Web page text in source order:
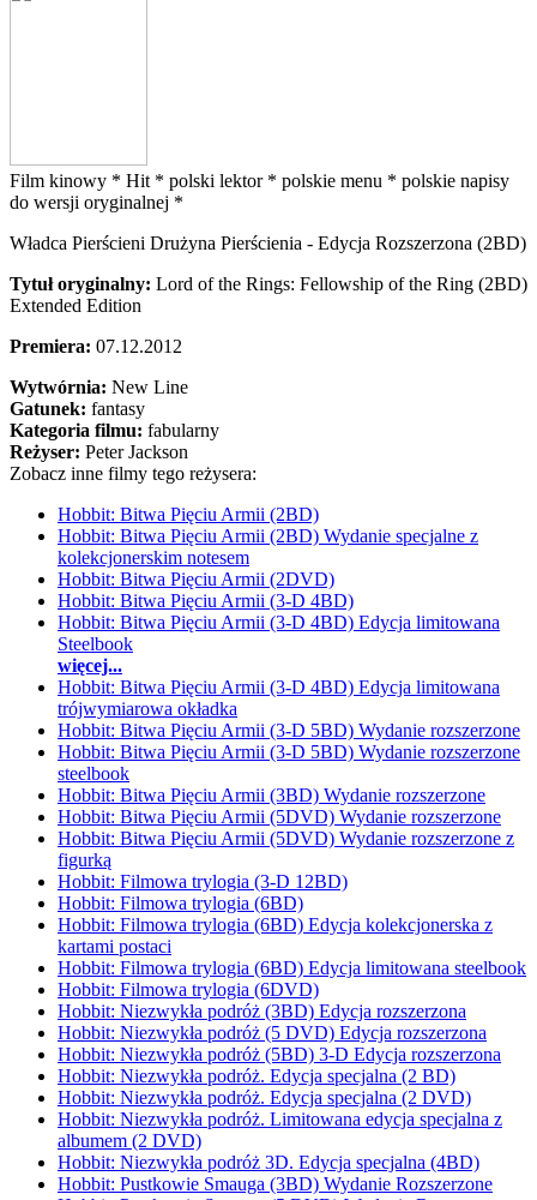
Film kinowy * Hit * polski lektor * polskie menu * polskie napisy
do wersji oryginalnej *
Władca Pierścieni Drużyna Pierścienia - Edycja Rozszerzona (2BD)
Tytuł oryginalny: Lord of the Rings: Fellowship of the Ring (2BD)
Extended Edition
Premiera: 07.12.2012
Wytwórnia: New Line
Gatunek: fantasy
Kategoria filmu: fabularny
Reżyser: Peter Jackson
Zobacz inne filmy tego reżysera:
Hobbit: Bitwa Pięciu Armii (2BD)
Hobbit: Bitwa Pięciu Armii (2BD) Wydanie specjalne z
kolekcjonerskim notesem
Hobbit: Bitwa Pięciu Armii (2DVD)
Hobbit: Bitwa Pięciu Armii (3-D 4BD)
Hobbit: Bitwa Pięciu Armii (3-D 4BD) Edycja limitowana
Steelbook
więcej...
Hobbit: Bitwa Pięciu Armii (3-D 4BD) Edycja limitowana
trójwymiarowa okładka
Hobbit: Bitwa Pięciu Armii (3-D 5BD) Wydanie rozszerzone
Hobbit: Bitwa Pięciu Armii (3-D 5BD) Wydanie rozszerzone
steelbook
Hobbit: Bitwa Pięciu Armii (3BD) Wydanie rozszerzone
Hobbit: Bitwa Pięciu Armii (5DVD) Wydanie rozszerzone
Hobbit: Bitwa Pięciu Armii (5DVD) Wydanie rozszerzone z
figurką
Hobbit: Filmowa trylogia (3-D 12BD)
Hobbit: Filmowa trylogia (6BD)
Hobbit: Filmowa trylogia (6BD) Edycja kolekcjonerska z
kartami postaci
Hobbit: Filmowa trylogia (6BD) Edycja limitowana steelbook
Hobbit: Filmowa trylogia (6DVD)
Hobbit: Niezwykła podróż (3BD) Edycja rozszerzona
Hobbit: Niezwykła podróż (5 DVD) Edycja rozszerzona
Hobbit: Niezwykła podróż (5BD) 3-D Edycja rozszerzona
Hobbit: Niezwykła podróż. Edycja specjalna (2 BD)
Hobbit: Niezwykła podróż. Edycja specjalna (2 DVD)
Hobbit: Niezwykła podróż. Limitowana edycja specjalna z
albumem (2 DVD)
Hobbit: Niezwykła podróż 3D. Edycja specjalna (4BD)
Hobbit: Pustkowie Smauga (3BD) Wydanie Rozszerzone